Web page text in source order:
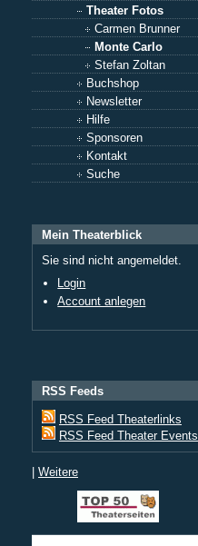
Theater Fotos
Carmen Brunner
Monte Carlo
Stefan Zoltan
Buchshop
Newsletter
Hilfe
Sponsoren
Kontakt
Suche
Mein Theaterblick
Sie sind nicht angemeldet.
Login
Account anlegen
RSS Feeds
RSS Feed Theaterlinks
RSS Feed Theater Events
| Weitere